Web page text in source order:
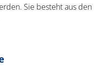
Sie besteht aus den